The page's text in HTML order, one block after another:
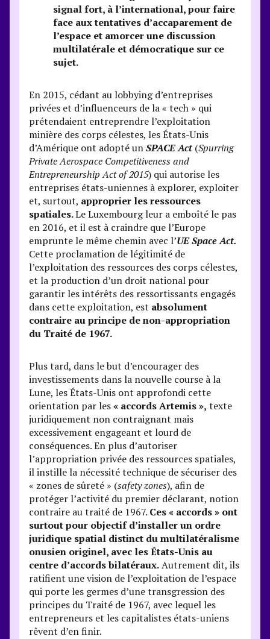
signal fort, à l’international, pour faire
face aux tentatives d’accaparement de
l’espace et amorcer une discussion
multilatérale et démocratique sur ce
sujet.
En 2015, cédant au lobbying d’entreprises
privées et d’influenceurs de la « tech » qui
prétendaient entreprendre l’exploitation
minière des corps célestes, les États-Unis
d’Amérique ont adopté unSPACE Act(Spurring
Private Aerospace Competitiveness and
Entrepreneurship Act of 2015) qui autorise les
entreprises états-uniennes à explorer, exploiter
et, surtout, approprier les ressources
spatiales.Le Luxembourg leur a emboîté le pas
en 2016, et il est à craindre que l’Europe
emprunte le même chemin avec l’UE Space Act.
Cette proclamation de légitimité de
l’exploitation des ressources des corps célestes,
et la production d’un droit national pour
garantir les intérêts des ressortissants engagés
dans cette exploitation, est absolument
contraire au principe de non-appropriation
du Traité de 1967.
Plus tard, dans le but d’encourager des
investissements dans la nouvelle course à la
Lune, les États-Unis ont approfondi cette
orientation par les« accords Artemis », texte
juridiquement non contraignant mais
excessivement engageant et lourd de
conséquences. En plus d’autoriser
l’appropriation privée des ressources spatiales,
il instille la nécessité technique de sécuriser des
« zones de sûreté » (safety zones), afin de
protéger l’activité du premier déclarant, notion
contraire au traité de 1967. Ces « accords » ont
surtout pour objectif d’installer un ordre
juridique spatial distinct du multilatéralisme
onusien originel, avec les États-Unis au
centre d’accords bilatéraux.Autrement dit, ils
ratifient une vision de l’exploitation de l’espace
qui porte les germes d’une transgression des
principes du Traité de 1967, avec lequel les
entrepreneurs et les capitalistes états-uniens
rêvent d’en finir.